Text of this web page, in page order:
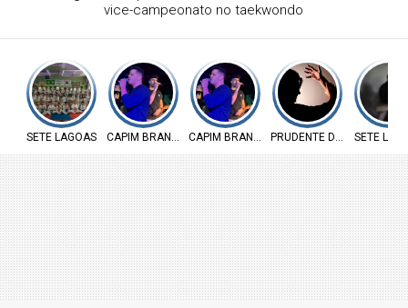
Branco
SETE LAGOAS CAPIM BRANCO CAPIM BRANCO PRUDENTE DE MORAIS
SETE